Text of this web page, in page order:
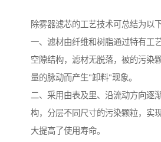
除雾器滤芯的工艺技术可总结为以下
一、滤材由纤维和树脂通过特有工
空隙结构，滤材无脱落，被的污染
量的脉动而产生"卸料"现象。
二、采用由表及里、沿流动方向逐
构，分层不同尺寸的污染颗粒，实
大提高了使用寿命。